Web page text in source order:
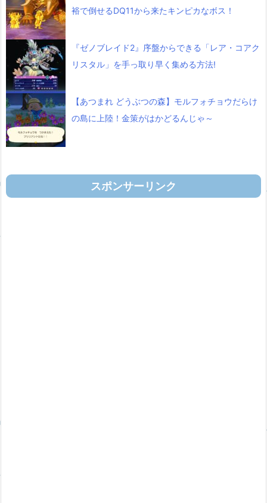
裕で倒せるDQ11から来たキンピカなボス！
『ゼノブレイド2』序盤からできる「レア・コアク
リスタル」を手っ取り早く集める方法!
【あつまれ どうぶつの森】モルフォチョウだらけ
の島に上陸！金策がはかどるんじゃ～
スポンサーリンク